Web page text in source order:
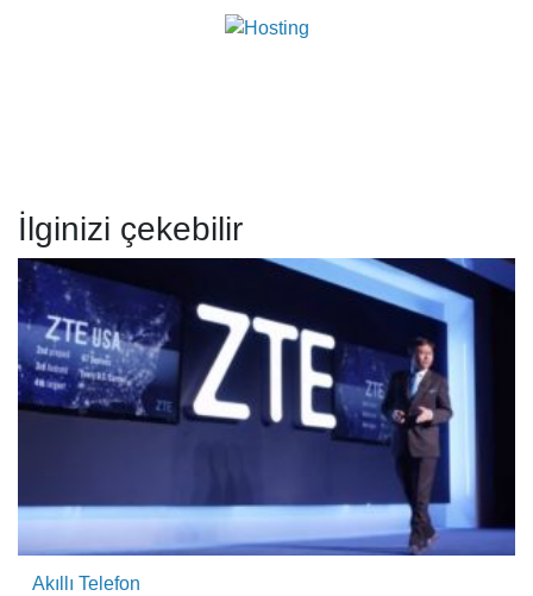
İlginizi çekebilir
Akıllı Telefon